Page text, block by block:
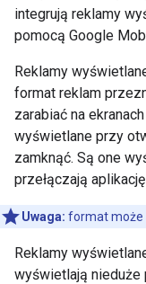
integrują reklamy
pomocą Google
Reklamy
format reklam
zarabiać na
wyświetlane przy
zamknąć. Są one
przełączają
Uwaga: format może
Reklamy
wyświetlają nieduże